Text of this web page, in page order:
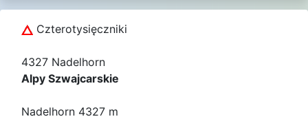
Czterotysięczniki
4327 Nadelhorn
Alpy Szwajcarskie
Nadelhorn 4327 m